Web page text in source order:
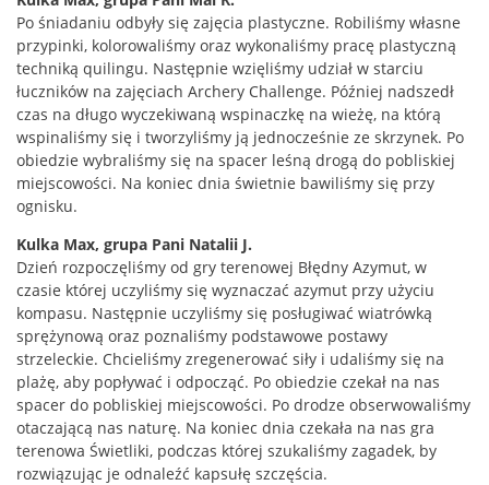
Po śniadaniu odbyły się zajęcia plastyczne. Robiliśmy własne
przypinki, kolorowaliśmy oraz wykonaliśmy pracę plastyczną
techniką quilingu. Następnie wzięliśmy udział w starciu
łuczników na zajęciach Archery Challenge. Później nadszedł
czas na długo wyczekiwaną wspinaczkę na wieżę, na którą
wspinaliśmy się i tworzyliśmy ją jednocześnie ze skrzynek. Po
obiedzie wybraliśmy się na spacer leśną drogą do pobliskiej
miejscowości. Na koniec dnia świetnie bawiliśmy się przy
ognisku.
Kulka Max, grupa Pani Natalii J.
Dzień rozpoczęliśmy od gry terenowej Błędny Azymut, w
czasie której uczyliśmy się wyznaczać azymut przy użyciu
kompasu. Następnie uczyliśmy się posługiwać wiatrówką
sprężynową oraz poznaliśmy podstawowe postawy
strzeleckie. Chcieliśmy zregenerować siły i udaliśmy się na
plażę, aby popływać i odpocząć. Po obiedzie czekał na nas
spacer do pobliskiej miejscowości. Po drodze obserwowaliśmy
otaczającą nas naturę. Na koniec dnia czekała na nas gra
terenowa Świetliki, podczas której szukaliśmy zagadek, by
rozwiązując je odnaleźć kapsułę szczęścia.